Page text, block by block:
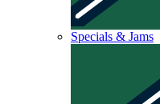
Specials & Jams